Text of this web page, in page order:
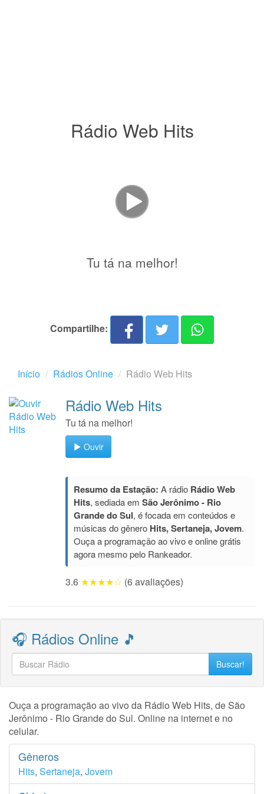
Rádio Web Hits
Tu tá na melhor!
Compartilhe:
Início Rádios Online Rádio Web Hits
Rádio Web Hits
Tu tá na melhor!
Ouvir
Resumo da Estação: A rádio Rádio Web
Hits, sediada em São Jerônimo - Rio
Grande do Sul, é focada em conteúdos e
músicas do gênero Hits, Sertaneja, Jovem.
Ouça a programação ao vivo e online grátis
agora mesmo pelo Rankeador.
3.6 ★★★★☆ (6 avaliações)
🎧 Rádios Online 🎵
Buscar!
Ouça a programação ao vivo da Rádio Web Hits, de São
Jerônimo - Rio Grande do Sul. Online na internet e no
celular.
Gêneros
Hits, Sertaneja, Jovem